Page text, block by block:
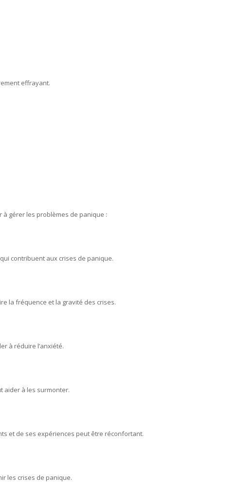
effrayant.
gérer les problèmes de panique :
contribuent aux crises de panique.
la fréquence et la gravité des crises.
à réduire l’anxiété.
aider à les surmonter.
et de ses expériences peut être réconfortant.
les crises de panique.